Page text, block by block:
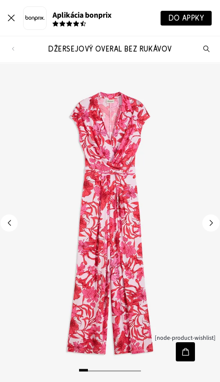
Aplikácia bonprix DO APPKY
DŽERSEJOVÝ OVERAL BEZ RUKÁVOV
[node-product-wishlist]